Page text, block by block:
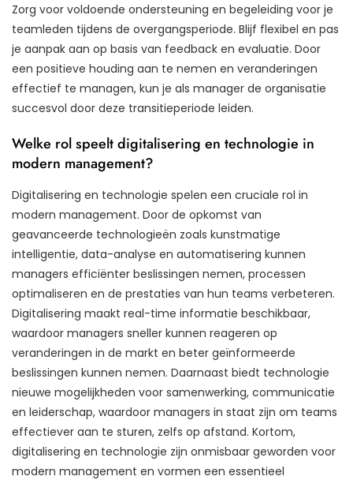
Zorg voor voldoende ondersteuning en begeleiding voor je
teamleden tijdens de overgangsperiode. Blijf flexibel en pas
je aanpak aan op basis van feedback en evaluatie. Door
een positieve houding aan te nemen en veranderingen
effectief te managen, kun je als manager de organisatie
succesvol door deze transitieperiode leiden.
Welke rol speelt digitalisering en technologie in
modern management?
Digitalisering en technologie spelen een cruciale rol in
modern management. Door de opkomst van
geavanceerde technologieën zoals kunstmatige
intelligentie, data-analyse en automatisering kunnen
managers efficiënter beslissingen nemen, processen
optimaliseren en de prestaties van hun teams verbeteren.
Digitalisering maakt real-time informatie beschikbaar,
waardoor managers sneller kunnen reageren op
veranderingen in de markt en beter geïnformeerde
beslissingen kunnen nemen. Daarnaast biedt technologie
nieuwe mogelijkheden voor samenwerking, communicatie
en leiderschap, waardoor managers in staat zijn om teams
effectiever aan te sturen, zelfs op afstand. Kortom,
digitalisering en technologie zijn onmisbaar geworden voor
modern management en vormen een essentieel